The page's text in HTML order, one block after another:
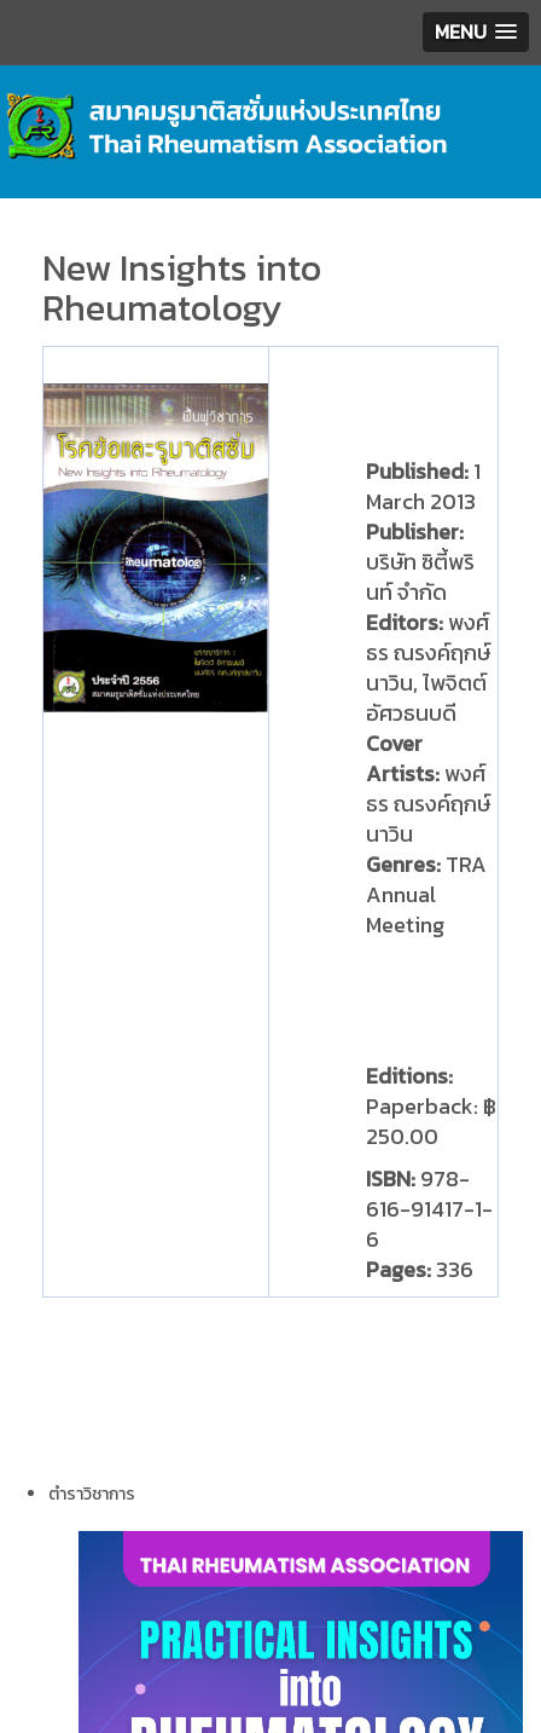
MENU
New Insights into
Rheumatology
Published:1
March 2013
Publisher:
บริษัท ซิตี้พริ
นท์ จำกัด
Editors:พงศ์
ธร ณรงค์ฤกษ์
นาวิน, ไพจิตต์
อัศวธนบดี
Cover
Artists:พงศ์
ธร ณรงค์ฤกษ์
นาวิน
Genres:TRA
Annual
Meeting
Editions:
Paperback: ฿
250.00
ISBN:978-
616-91417-1-
6
Pages:336
ตำราวิชาการ